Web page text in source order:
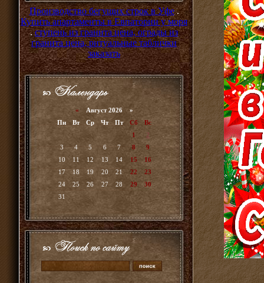
Производство бегущих строк в Уфе.
Купить апартаменты в Евпатории у моря
.ступень из гранита цена, ограды из
гранита цена, ритуальные таблички
заказать
« Август 2026 »
Пн
Вт Ср Чт Пт Сб
Вс
1
2
3
4 5 6 7 8
9
10
11 12 13 14 15
16
17
18 19 20 21 22
23
24
25 26 27 28 29
30
31